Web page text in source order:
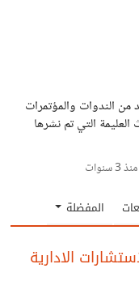
الندوات والمؤتمرات
العليمة التي تم نشرها
3 سنوات
المفضلة
الادارية